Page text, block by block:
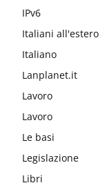
IPv6
Italiani all'estero
Italiano
Lanplanet.it
Lavoro
Lavoro
Le basi
Legislazione
Libri